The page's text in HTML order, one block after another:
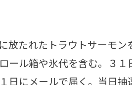
たれたトラウトサーモン
ール箱や氷代を含む。３１
日にメールで届く。当日抽